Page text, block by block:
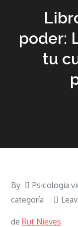
poder:
tu
By Psicologia
categoría
deRut Nieves